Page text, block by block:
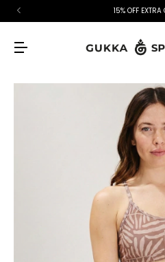
15% OFF EXTRA CON